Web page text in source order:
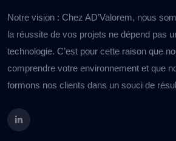
Notre vision : Chez AD’Valorem, nous
la réussite de vos projets ne dépend pas
technologie. C’est pour cette raison que
comprendre votre environnement et que
formons nos clients dans un souci de